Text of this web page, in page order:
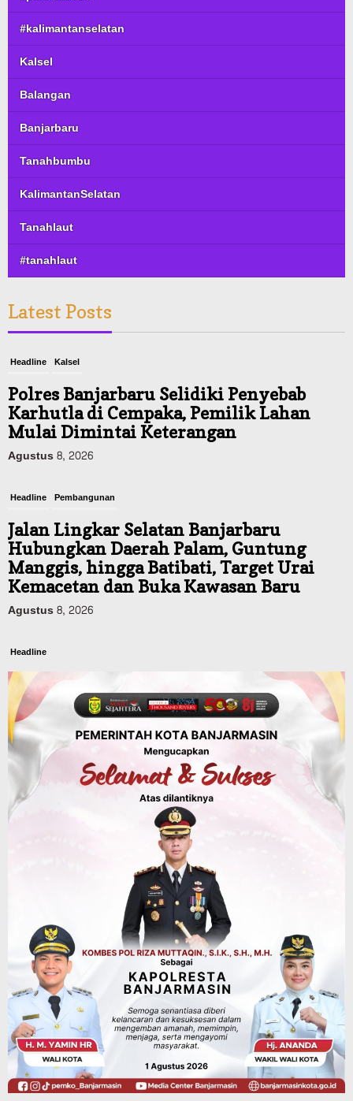
#kalimantanselatan
Kalsel
Balangan
Banjarbaru
Tanahbumbu
KalimantanSelatan
Tanahlaut
#tanahlaut
Latest Posts
Headline Kalsel
Polres Banjarbaru Selidiki Penyebab
Karhutla di Cempaka, Pemilik Lahan
Mulai Dimintai Keterangan
Agustus 8, 2026
Headline Pembangunan
Jalan Lingkar Selatan Banjarbaru
Hubungkan Daerah Palam, Guntung
Manggis, hingga Batibati, Target Urai
Kemacetan dan Buka Kawasan Baru
Agustus 8, 2026
Headline
Panaskan Kembali Arena Panjat Tebing,
FPTI Banjarmasin Siapkan Sirkuit se-
Kalsel
Agustus 8, 2026
Sosial & Keagamaan
Hari Pramuka ke-65, Kwarcab
Banjarmasin Ziarah ke Makam Pangeran
Antasari dan Gelar Ulang Janji
Advertorial Dinas Kehutanan Kalsel
Api Sempat Berkobar, Karhutla di
Tahura Sultan Adam Berhasil
Dikendalikan
Agustus 8, 2026